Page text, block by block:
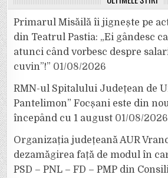
Primarul Misăilă îi jignește pe
din Teatrul Pastia: „Ei gândesc
atunci când vorbesc despre
cuvin”!” 01/08/2026
RMN-ul Spitalului Județean de
Pantelimon” Focșani este din
începând cu 1 august 01/08/2026
Organizația județeană AUR
dezamăgirea față de modul în
PSD – PNL – FD – PMP din